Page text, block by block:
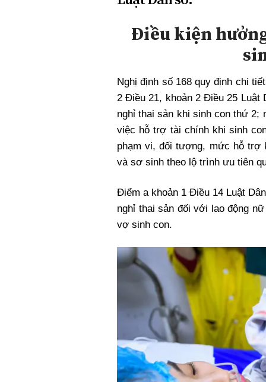
Xi nhan Trái Phải
Điều kiện
Nghị định số 168 quy định chi
2 Điều 21, khoản 2 Điều 25 Luật
nghỉ thai sản khi sinh con thứ 2;
việc hỗ trợ tài chính khi sinh
phạm vi, đối tượng, mức hỗ trợ
và sơ sinh theo lộ trình ưu tiên
Điểm a khoản 1 Điều 14 Luật
nghỉ thai sản đối với lao động
vợ sinh con.